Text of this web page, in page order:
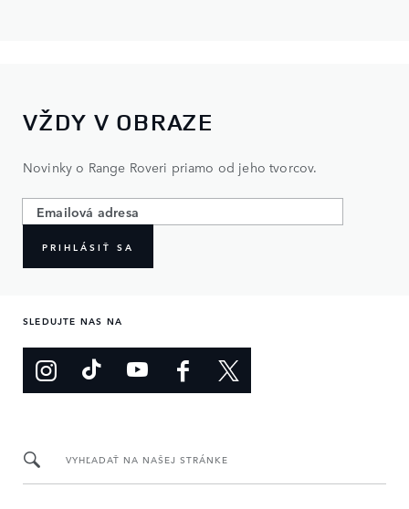
VŽDY V OBRAZE
Novinky o Range Roveri priamo od jeho tvorcov.
PRIHLÁSIŤ SA
SLEDUJTE NAS NA
VYHĽADAŤ NA NAŠEJ STRÁNKE